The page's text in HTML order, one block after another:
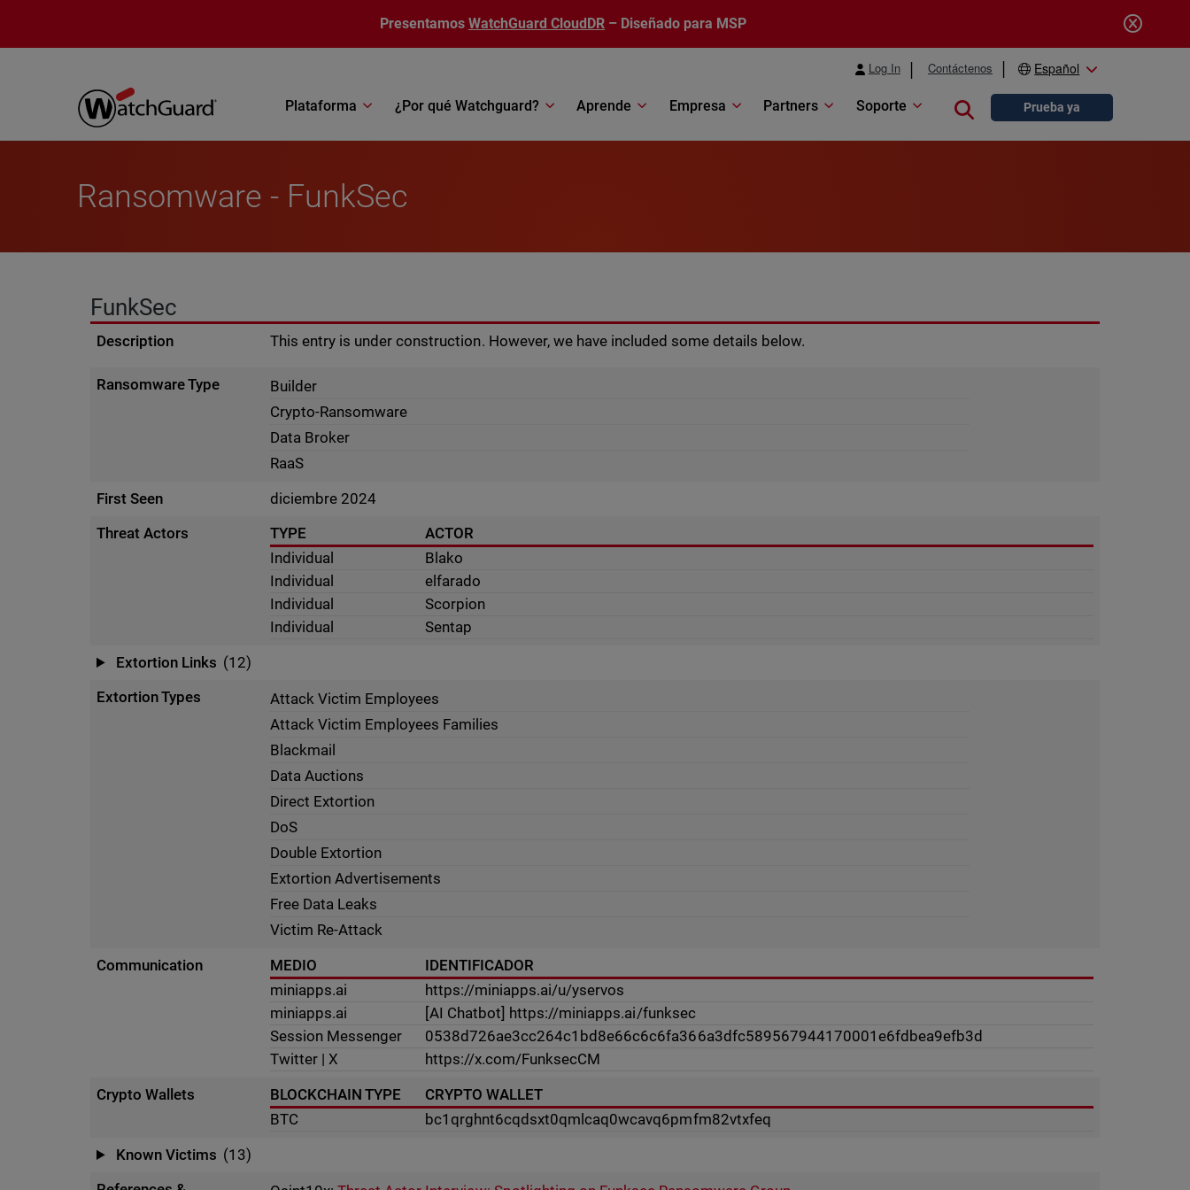
Presentamos WatchGuard CloudDR – Diseñado para MSP
Log In Contáctenos Español
Plataforma ¿Por qué Watchguard? Aprende Empresa Partners Soporte Close searchPrueba ya
Ransomware - FunkSec
FunkSec
Description This entry is under construction. However, we have included some details below.
Ransomware Type
Builder
Crypto-Ransomware
Data Broker
RaaS
First Seen
diciembre 2024
Threat Actors
TYPE
ACTOR
Individual
Blako
Individual
elfarado
Individual
Scorpion
Individual
Sentap
Extortion Links (12)
Extortion Types
Attack Victim Employees
Attack Victim Employees Families
Blackmail
Data Auctions
Direct Extortion
DoS
Double Extortion
Extortion Advertisements
Free Data Leaks
Victim Re-Attack
Communication
MEDIO
IDENTIFICADOR
miniapps.ai
https://miniapps.ai/u/yservos
miniapps.ai
[AI Chatbot] https://miniapps.ai/funksec
Session Messenger
0538d726ae3cc264c1bd8e66c6c6fa366a3dfc589567944170001e6fdbea9efb3d
Twitter | X
https://x.com/FunksecCM
Crypto Wallets
BLOCKCHAIN TYPE
CRYPTO WALLET
BTC
bc1qrghnt6cqdsxt0qmlcaq0wcavq6pmfm82vtxfeq
Known Victims (13)